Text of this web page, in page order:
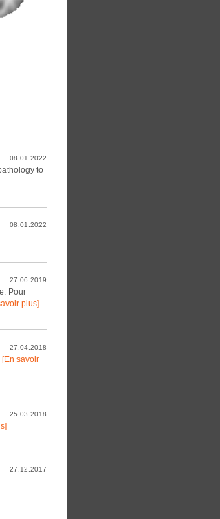
08.01.2022
to
08.01.2022
27.06.2019
Pour
plus]
27.04.2018
[En savoir
25.03.2018
27.12.2017